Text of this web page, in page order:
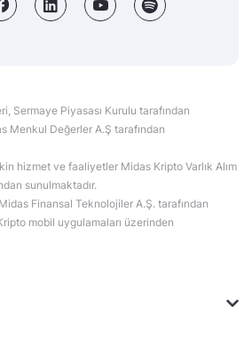
Sermaye Piyasası Kurulu tarafından
Menkul Değerler A.Ş tarafından
hizmet ve faaliyetler Midas Kripto Varlık Alım
sunulmaktadır.
Finansal Teknolojiler A.Ş. tarafından
mobil uygulamaları üzerinden